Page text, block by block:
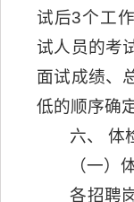
试后3个工
试人员的考
面试成绩、
低的顺序确
六、 体
（一）
各招聘